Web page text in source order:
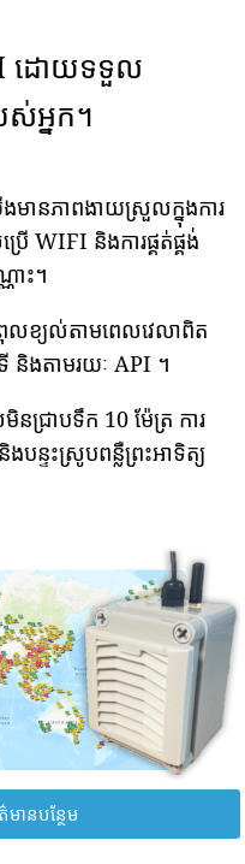
ដោយទទួល
អ្នក។
ានភាពងាយស្រួលក្នុងការ
ើ WIFI និងការផ្គត់ផ្គង់
ោះ។
លខ្យល់តាមពេលវេលាពិត
និងតាមរយៈ API ។
នជ្រាបទឹក 10 ម៉ែត្រ ការ
ន្ទះស្រូបពន្លឺព្រះអាទិត្យ
ានបន្ថែម